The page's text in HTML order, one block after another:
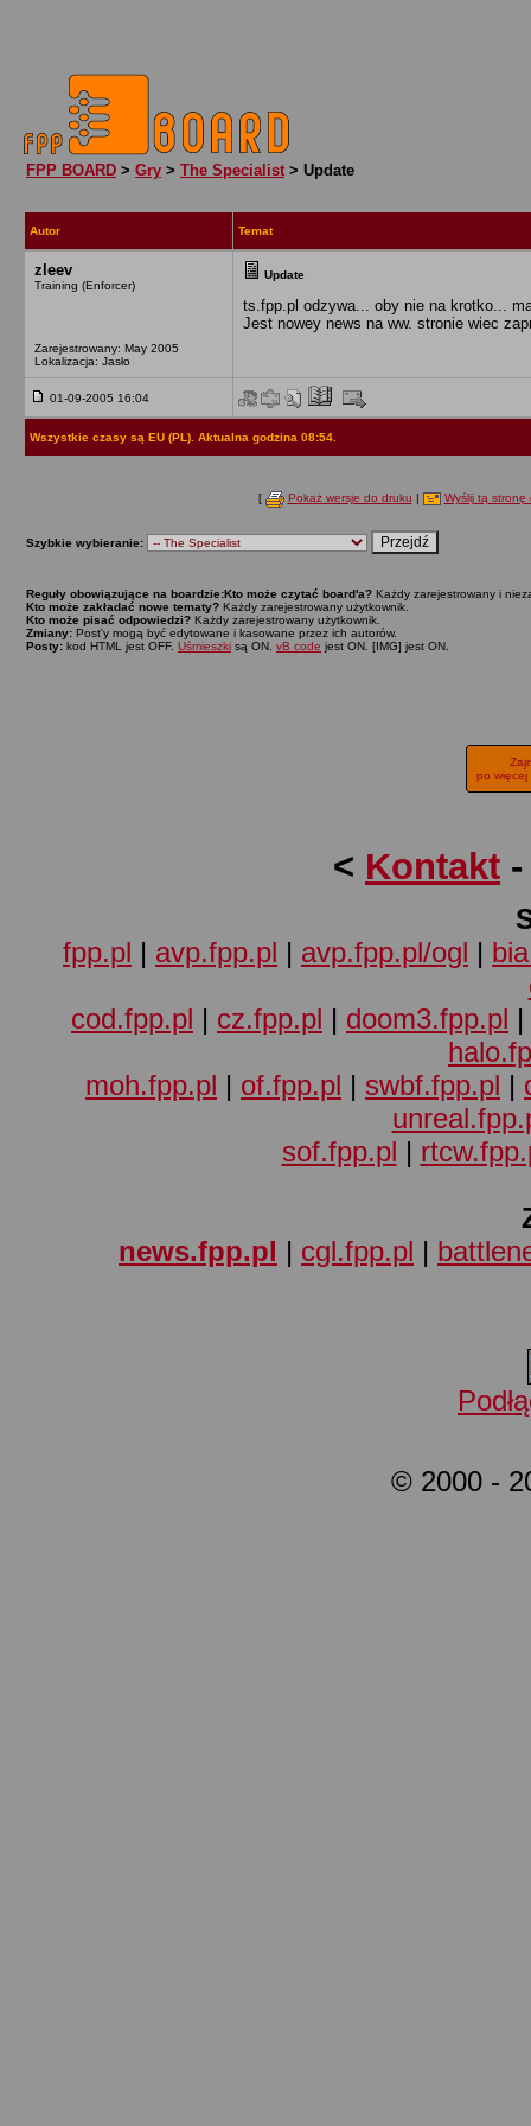
FPP BOARD > Gry > The Specialist > Update
Autor Temat
zleev
Training (Enforcer)
Zarejestrowany: May 2005
Lokalizacja: Jasło
Update
ts.fpp.pl odzywa... oby nie na krotko...
Jest nowey news na ww. stronie wiec
01-09-2005 16:04
Wszystkie czasy są EU (PL). Aktualna godzina 08:54.
[ Pokaż wersje do druku | Wyślij tą stronę
Szybkie wybieranie:
Reguły obowiązujące na boardzie:Kto może czytać board'a? Każdy zarejestrowany i
Kto może zakładać nowe tematy? Każdy zarejestrowany użytkownik.
Kto może pisać odpowiedzi? Każdy zarejestrowany użytkownik.
Zmiany: Post'y mogą być edytowane i kasowane przez ich autorów.
Posty: kod HTML jest OFF. Uśmieszki są ON. vB code jest ON. [IMG] jest ON.
po więcej
< Kontakt
fpp.pl | avp.fpp.pl | avp.fpp.pl/ogl |
cod.fpp.pl | cz.fpp.pl | doom3.fpp.pl |
moh.fpp.pl | of.fpp.pl | swbf.fpp.pl |
sof.fpp.pl |
news.fpp.pl | cgl.fpp.pl |
© 2000 -